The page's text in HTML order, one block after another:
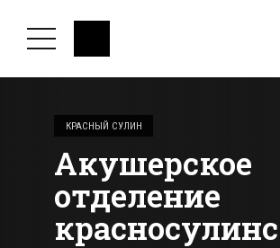
КРАСНЫЙ СУЛИН
Акушерское
отделение